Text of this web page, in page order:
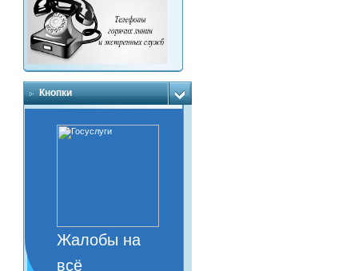
Кнопки
Жалобы на
всё